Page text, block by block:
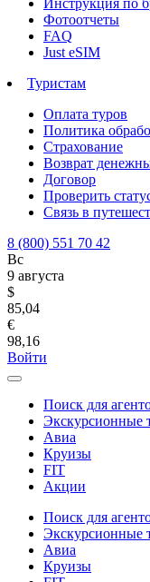
Инструкция по
Фотоотчеты
FAQ
Just eSIM
Туристам
Оплата туров
Политика
Страхование
Возврат
Договор
Проверить
Связь в
8 (800) 551 70 42
Вс
9 августа
$
85,04
€
98,16
Войти
Поиск для
Экскурсионные
Авиа
Круизы
FIT
Акции
Поиск для
Экскурсионные
Авиа
Круизы